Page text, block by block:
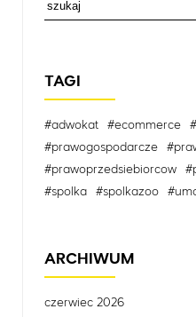
TAGI
#adwokat #ecommerce
#prawogospodarcze
#prawoprzedsiebiorcow
#spolka
#spolkazoo
ARCHIWUM
czerwiec 2026